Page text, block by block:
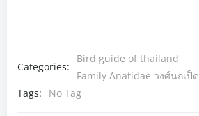
Categories:
Bird guide of thailand
Family Anatidae วงศ์นกเป็ด
Tags:
No Tag